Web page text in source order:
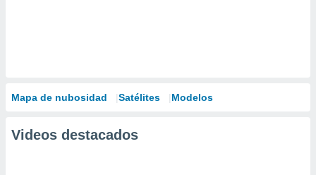
Mapa de nubosidad Satélites Modelos
Videos destacados